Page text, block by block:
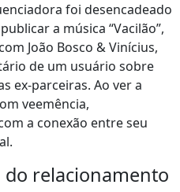
foi desencadeado
a música “Vacilão”,
João Bosco & Vinícius,
de um usuário sobre
ex-parceiras. Ao ver a
veemência,
a conexão entre seu
relacionamento